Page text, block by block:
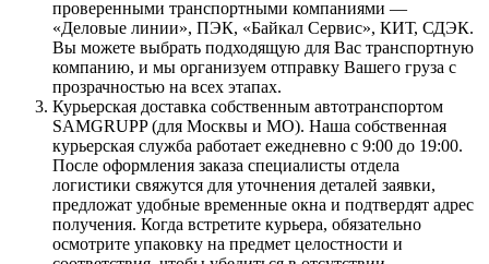
проверенными транспортными компаниями —
«Деловые линии», ПЭК, «Байкал Сервис», КИТ, СДЭК.
Вы можете выбрать подходящую для Вас транспортную
компанию, и мы организуем отправку Вашего груза с
прозрачностью на всех этапах.
Курьерская доставка собственным автотранспортом
SAMGRUPP (для Москвы и МО). Наша собственная
курьерская служба работает ежедневно с 9:00 до 19:00.
После оформления заказа специалисты отдела
логистики свяжутся для уточнения деталей заявки,
предложат удобные временные окна и подтвердят адрес
получения. Когда встретите курьера, обязательно
осмотрите упаковку на предмет целостности и